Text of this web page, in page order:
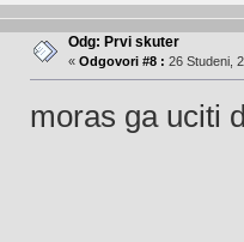
Odg: Prvi skuter
« Odgovori #8 : 26 Studeni,
moras ga uciti